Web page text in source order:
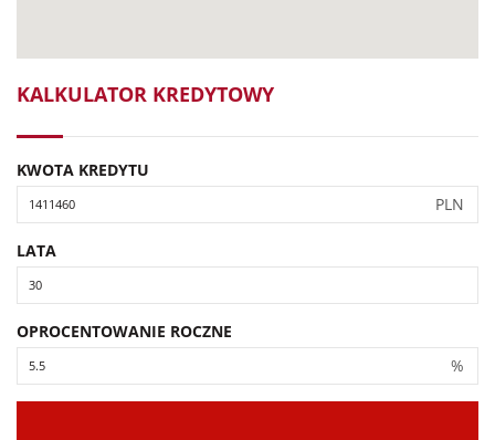
KALKULATOR KREDYTOWY
KWOTA KREDYTU
PLN
LATA
OPROCENTOWANIE ROCZNE
%